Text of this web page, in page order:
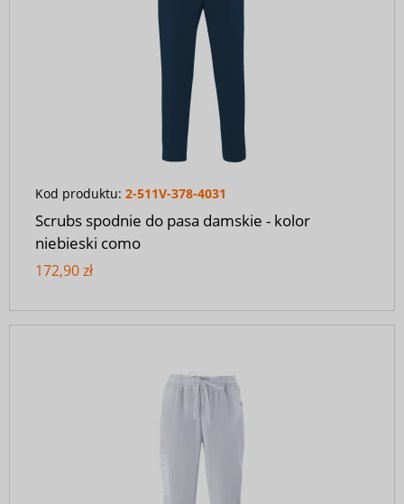
Kod produktu: 2-511V-378-4031
Scrubs spodnie do pasa damskie - kolor
niebieski como
172,90 zł